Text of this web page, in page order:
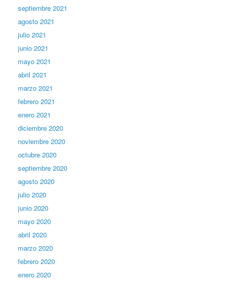
septiembre 2021
agosto 2021
julio 2021
junio 2021
mayo 2021
abril 2021
marzo 2021
febrero 2021
enero 2021
diciembre 2020
noviembre 2020
octubre 2020
septiembre 2020
agosto 2020
julio 2020
junio 2020
mayo 2020
abril 2020
marzo 2020
febrero 2020
enero 2020